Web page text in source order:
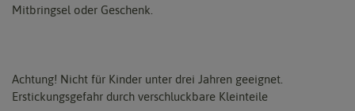
Mitbringsel oder Geschenk.
Achtung! Nicht für Kinder unter drei Jahren geeignet.
Erstickungsgefahr durch verschluckbare Kleinteile